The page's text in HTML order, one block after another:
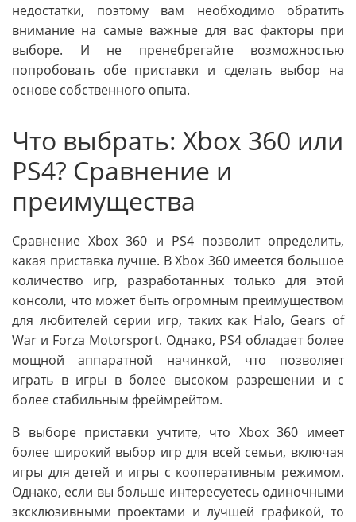
недостатки, поэтому вам необходимо обратить
внимание на самые важные для вас факторы при
выборе. И не пренебрегайте возможностью
попробовать обе приставки и сделать выбор на
основе собственного опыта.
Что выбрать: Xbox 360 или
PS4? Сравнение и
преимущества
Сравнение Xbox 360 и PS4 позволит определить,
какая приставка лучше. В Xbox 360 имеется большое
количество игр, разработанных только для этой
консоли, что может быть огромным преимуществом
для любителей серии игр, таких как Halo, Gears of
War и Forza Motorsport. Однако, PS4 обладает более
мощной аппаратной начинкой, что позволяет
играть в игры в более высоком разрешении и с
более стабильным фреймрейтом.
В выборе приставки учтите, что Xbox 360 имеет
более широкий выбор игр для всей семьи, включая
игры для детей и игры с кооперативным режимом.
Однако, если вы больше интересуетесь одиночными
эксклюзивными проектами и лучшей графикой, то